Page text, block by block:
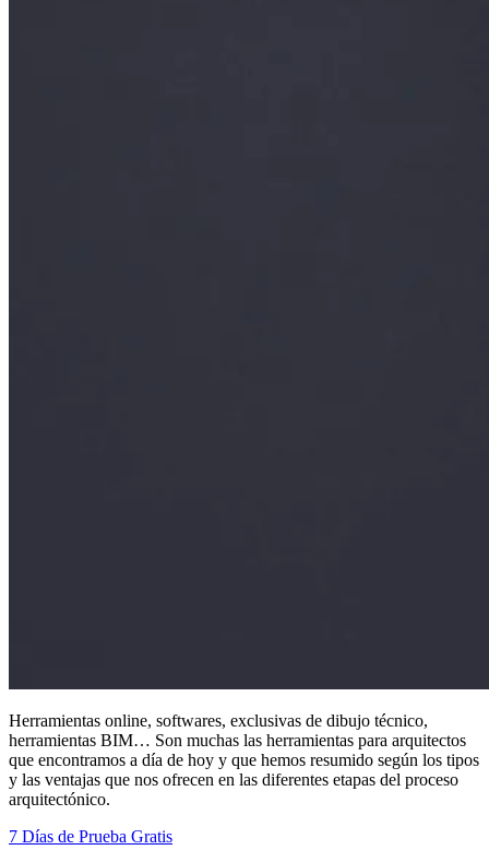
Herramientas online, softwares, exclusivas de dibujo técnico,
herramientas BIM… Son muchas las herramientas para arquitectos
que encontramos a día de hoy y que hemos resumido según los tipos
y las ventajas que nos ofrecen en las diferentes etapas del proceso
arquitectónico.
7 Días de Prueba Gratis